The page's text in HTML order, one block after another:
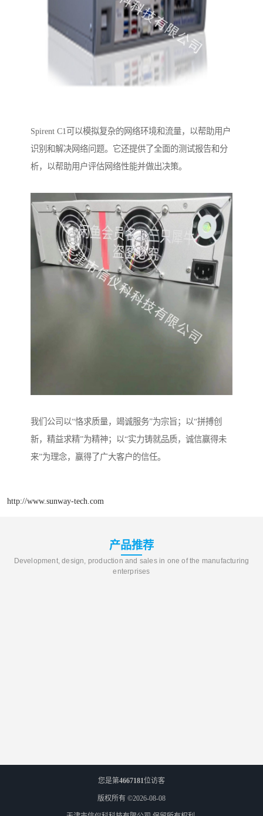
Spirent C1可以模拟复杂的网络环境和流量，以帮助用户
识别和解决网络问题。它还提供了全面的测试报告和分
析，以帮助用户评估网络性能并做出决策。
我们公司以“恪求质量，竭诚服务”为宗旨；以“拼搏创
新，精益求精”为精神；以“实力铸就品质，诚信赢得未
来”为理念，赢得了广大客户的信任。
http://www.sunway-tech.com
产品推荐
Development, design, production and sales in one of the manufacturing
enterprises
您是第4667181位访客
版权所有 ©2026-08-08